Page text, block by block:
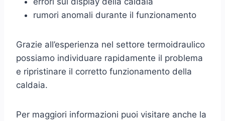
rumori anomali durante il funzionamento
Grazie all’esperienza nel settore termoidraulico
possiamo individuare rapidamente il problema
e ripristinare il corretto funzionamento della
caldaia.
Per maggiori informazioni puoi visitare anche la